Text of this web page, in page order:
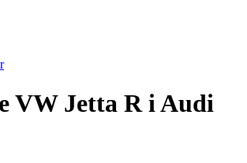
VW Jetta R i Audi